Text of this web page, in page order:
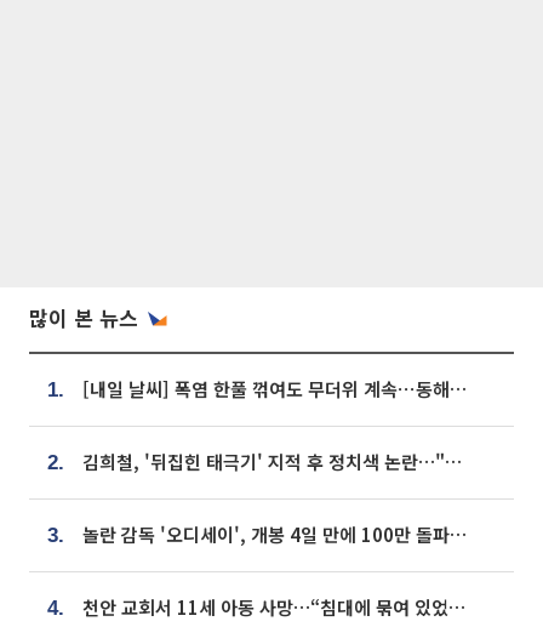
많이 본 뉴스
1. [내일 날씨] 폭염 한풀 꺾여도 무더위 계속⋯동해안 이틀 연속 비
2. 김희철, '뒤집힌 태극기' 지적 후 정치색 논란…"좌우 떠나 우리나라 국기"
3. 놀란 감독 '오디세이', 개봉 4일 만에 100만 돌파⋯'왕사남' 보다 빠르다
4. 천안 교회서 11세 아동 사망…“침대에 묶여 있었다” 진술 확보